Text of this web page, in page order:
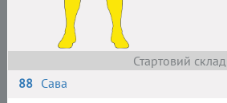
Стартовий склад
88 Сава